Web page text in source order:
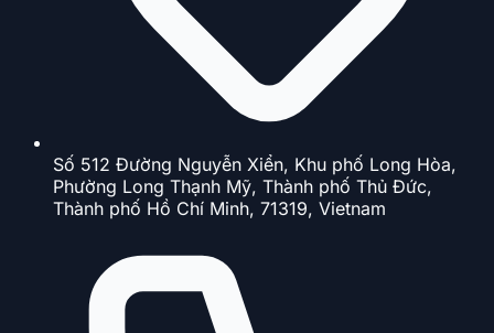
Số 512 Đường Nguyễn Xiển, Khu phố Long Hòa,
Phường Long Thạnh Mỹ, Thành phố Thủ Đức,
Thành phố Hồ Chí Minh, 71319, Vietnam